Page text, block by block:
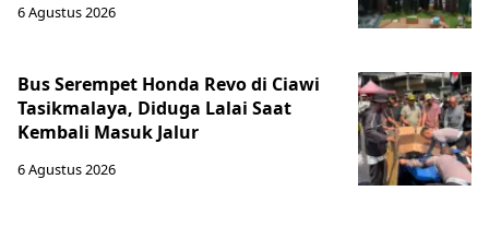
6 Agustus 2026
Bus Serempet Honda Revo di Ciawi
Tasikmalaya, Diduga Lalai Saat
Kembali Masuk Jalur
6 Agustus 2026